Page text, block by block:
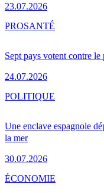
23.07.2026
Sept pays votent contre
24.07.2026
PROSANTÉ
Une enclave espagnole
la mer
30.07.2026
POLITIQUE
ÉCONOMIE